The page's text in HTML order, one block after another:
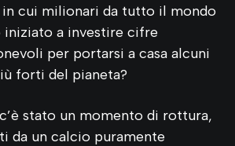
cui milionari da tutto il mondo
iniziato a investire cifre
per portarsi a casa alcuni
forti del pianeta?
stato un momento di rottura,
da un calcio puramente